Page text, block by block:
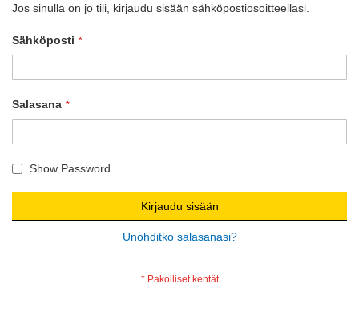
Jos sinulla on jo tili, kirjaudu sisään sähköpostiosoitteellasi.
Sähköposti
Salasana
Show Password
Kirjaudu sisään
Unohditko salasanasi?